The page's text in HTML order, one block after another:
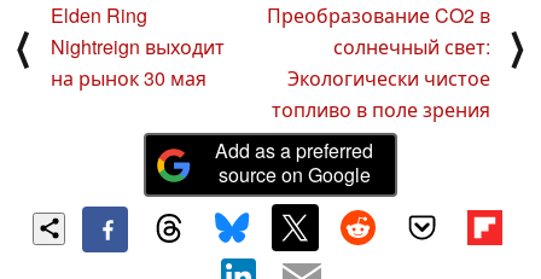
абонентской платы
⟨
Elden Ring
Nightreign выходит
на рынок 30 мая
Преобразование CO2 в
солнечный свет:
Экологически чистое
топливо в поле зрения
⟩
Add as a preferred
source on Google